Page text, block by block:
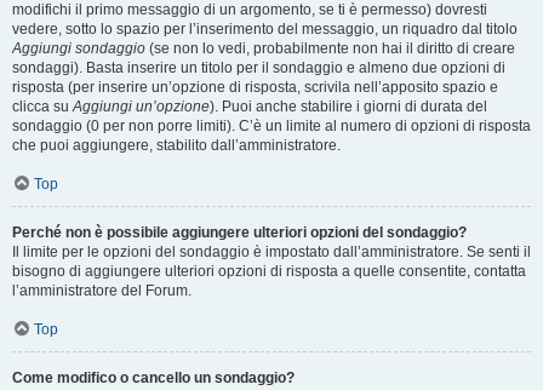
modifichi il primo messaggio di un argomento, se ti è permesso) dovresti
vedere, sotto lo spazio per l’inserimento del messaggio, un riquadro dal titolo
Aggiungi sondaggio (se non lo vedi, probabilmente non hai il diritto di creare
sondaggi). Basta inserire un titolo per il sondaggio e almeno due opzioni di
risposta (per inserire un’opzione di risposta, scrivila nell’apposito spazio e
clicca suAggiungi un’opzione). Puoi anche stabilire i giorni di durata del
sondaggio (0 per non porre limiti). C’è un limite al numero di opzioni di risposta
che puoi aggiungere, stabilito dall’amministratore.
Top
Perché non è possibile aggiungere ulteriori opzioni del sondaggio?
Il limite per le opzioni del sondaggio è impostato dall’amministratore. Se senti il
bisogno di aggiungere ulteriori opzioni di risposta a quelle consentite, contatta
l’amministratore del Forum.
Top
Come modifico o cancello un sondaggio?